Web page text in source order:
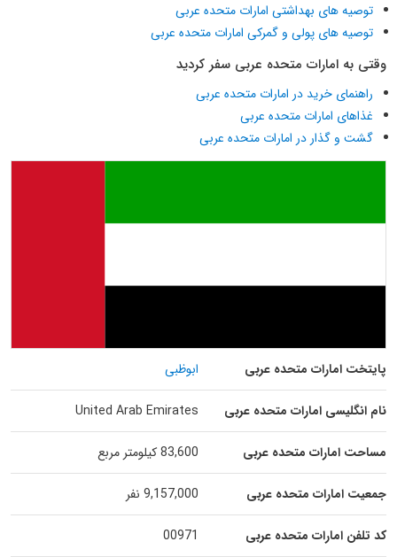
توصیه های بهداشتی امارات متحده عربی
توصیه های پولی و گمرکی امارات متحده عربی
وقتی به امارات متحده عربی سفر کردید
راهنمای خرید در امارات متحده عربی
غذاهای امارات متحده عربی
گشت و گذار در امارات متحده عربی
پایتخت امارات متحده عربی ابوظبی
نام انگلیسی امارات متحده عربی United Arab Emirates
مساحت امارات متحده عربی 83,600 کیلومتر مربع
جمعیت امارات متحده عربی 9,157,000 نفر
کد تلفن امارات متحده عربی 00971